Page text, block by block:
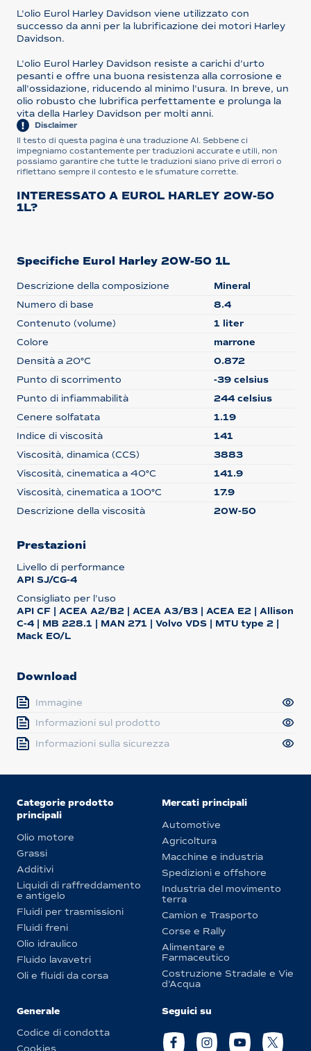
L'olio Eurol Harley Davidson viene utilizzato con
successo da anni per la lubrificazione dei motori Harley
Davidson.
L'olio Eurol Harley Davidson resiste a carichi d'urto
pesanti e offre una buona resistenza alla corrosione e
all'ossidazione, riducendo al minimo l'usura. In breve, un
olio robusto che lubrifica perfettamente e prolunga la
vita della Harley Davidson per molti anni.
Disclaimer
Il testo di questa pagina è una traduzione AI. Sebbene ci
impegniamo costantemente per traduzioni accurate e utili, non
possiamo garantire che tutte le traduzioni siano prive di errori o
riflettano sempre il contesto e le sfumature corrette.
INTERESSATO A EUROL HARLEY 20W-50
1L?
Specifiche Eurol Harley 20W-50 1L
Descrizione della composizione
Mineral
Numero di base
8.4
Contenuto (volume)
1 liter
Colore
marrone
Densità a 20°C
0.872
Punto di scorrimento
-39 celsius
Punto di infiammabilità
244 celsius
Cenere solfatata
1.19
Indice di viscosità
141
Viscosità, dinamica (CCS)
3883
Viscosità, cinematica a 40°C
141.9
Viscosità, cinematica a 100°C
17.9
Descrizione della viscosità
20W-50
Prestazioni
Livello di performance
API SJ/CG-4
Consigliato per l’uso
API CF | ACEA A2/B2 | ACEA A3/B3 | ACEA E2 | Allison
C-4 | MB 228.1 | MAN 271 | Volvo VDS | MTU type 2 |
Mack EO/L
Download
Immagine
Informazioni sul prodotto
Informazioni sulla sicurezza
Categorie prodotto
principali
Olio motore
Grassi
Additivi
Liquidi di raffreddamento
e antigelo
Fluidi per trasmissioni
Fluidi freni
Olio idraulico
Fluido lavavetri
Oli e fluidi da corsa
Mercati principali
Automotive
Agricoltura
Macchine e industria
Spedizioni e offshore
Industria del movimento
terra
Camion e Trasporto
Corse e Rally
Alimentare e
Farmaceutico
Costruzione Stradale e Vie
d’Acqua
Generale
Codice di condotta
Seguici su